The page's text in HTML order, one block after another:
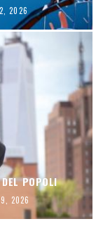
2026
POPOLI
2026